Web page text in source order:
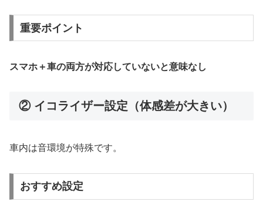
重要ポイント
スマホ＋車の両方が対応していないと意味なし
② イコライザー設定（体感差が大きい）
車内は音環境が特殊です。
おすすめ設定